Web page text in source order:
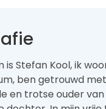
is Stefan Kool, ik
ben getrouwd
en trotse ouder